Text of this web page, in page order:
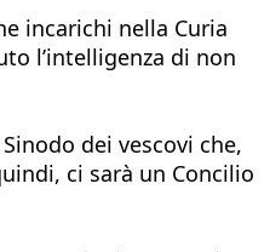
incarichi nella Curia
l’intelligenza di non
dei vescovi che,
ci sarà un Concilio